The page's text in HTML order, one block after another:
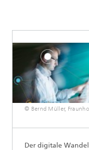
© Bernd Müller,
Der digitale